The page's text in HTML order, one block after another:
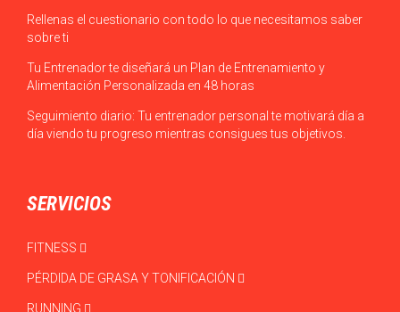
Rellenas el cuestionario con todo lo que necesitamos saber
sobre ti
Tu Entrenador te diseñará un Plan de Entrenamiento y
Alimentación Personalizada en 48 horas
Seguimiento diario: Tu entrenador personal te motivará día a
día viendo tu progreso mientras consigues tus objetivos.
SERVICIOS
FITNESS
PÉRDIDA DE GRASA Y TONIFICACIÓN
RUNNING